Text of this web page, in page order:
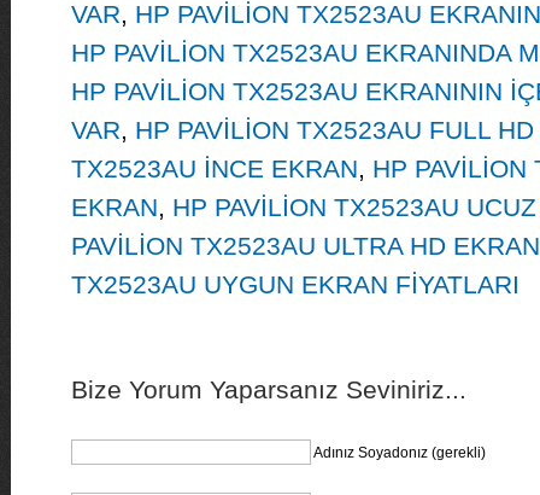
VAR, HP PAVİLİON TX2523AU
HP PAVİLİON TX2523AU EKRANINDA
HP PAVİLİON TX2523AU EKRANININ
VAR, HP PAVİLİON TX2523AU FULL
TX2523AU İNCE EKRAN, HP PAVİLİON
EKRAN, HP PAVİLİON TX2523AU
PAVİLİON TX2523AU ULTRA HD EKRAN
TX2523AU UYGUN EKRAN FİYATLARI
Bize Yorum Yaparsanız Seviniriz...
Adınız Soyadonız (gerekli)